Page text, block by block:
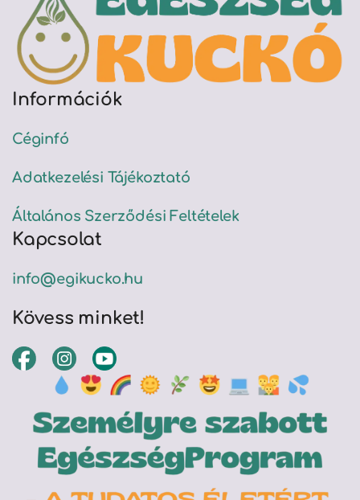
Információk
Céginfó
Adatkezelési Tájékoztató
Általános Szerződési Feltételek
Kapcsolat
info@egikucko.hu
Kövess minket!